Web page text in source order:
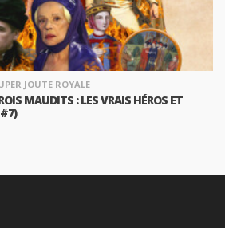
JOUTE ROYALE
MAUDITS : LES VRAIS HÉROS ET